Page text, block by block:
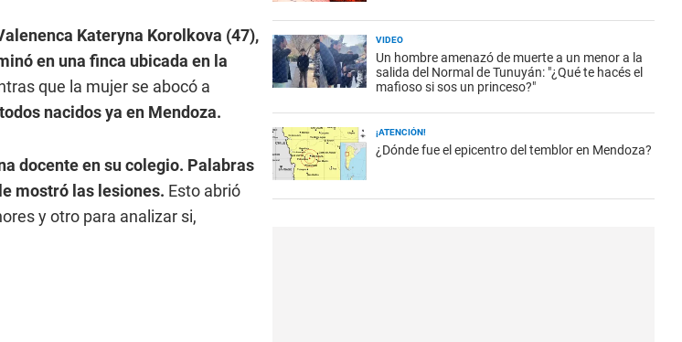
Kateryna Korolkova (47),
en una finca ubicada en la
que la mujer se abocó a
nacidos ya en Mendoza.
docente en su colegio. Palabras
mostró las lesiones. Esto abrió
y otro para analizar si,
VIDEO
Un hombre amenazó de muerte a un menor a la
salida del Normal de Tunuyán: "¿Qué te hacés el
mafioso si sos un princeso?"
¡ATENCIÓN!
¿Dónde fue el epicentro del temblor en Mendoza?